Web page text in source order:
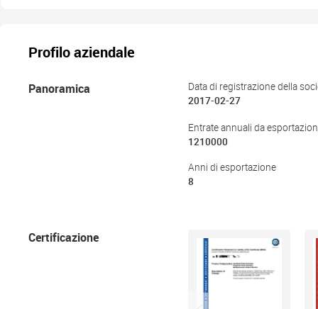
Profilo aziendale
Panoramica
Data di registrazione della
2017-02-27
Entrate annuali da
1210000
Anni di esportazione
8
Certificazione